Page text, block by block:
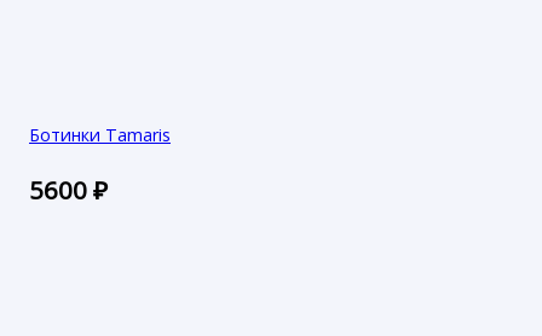
Ботинки Tamaris
5600₽